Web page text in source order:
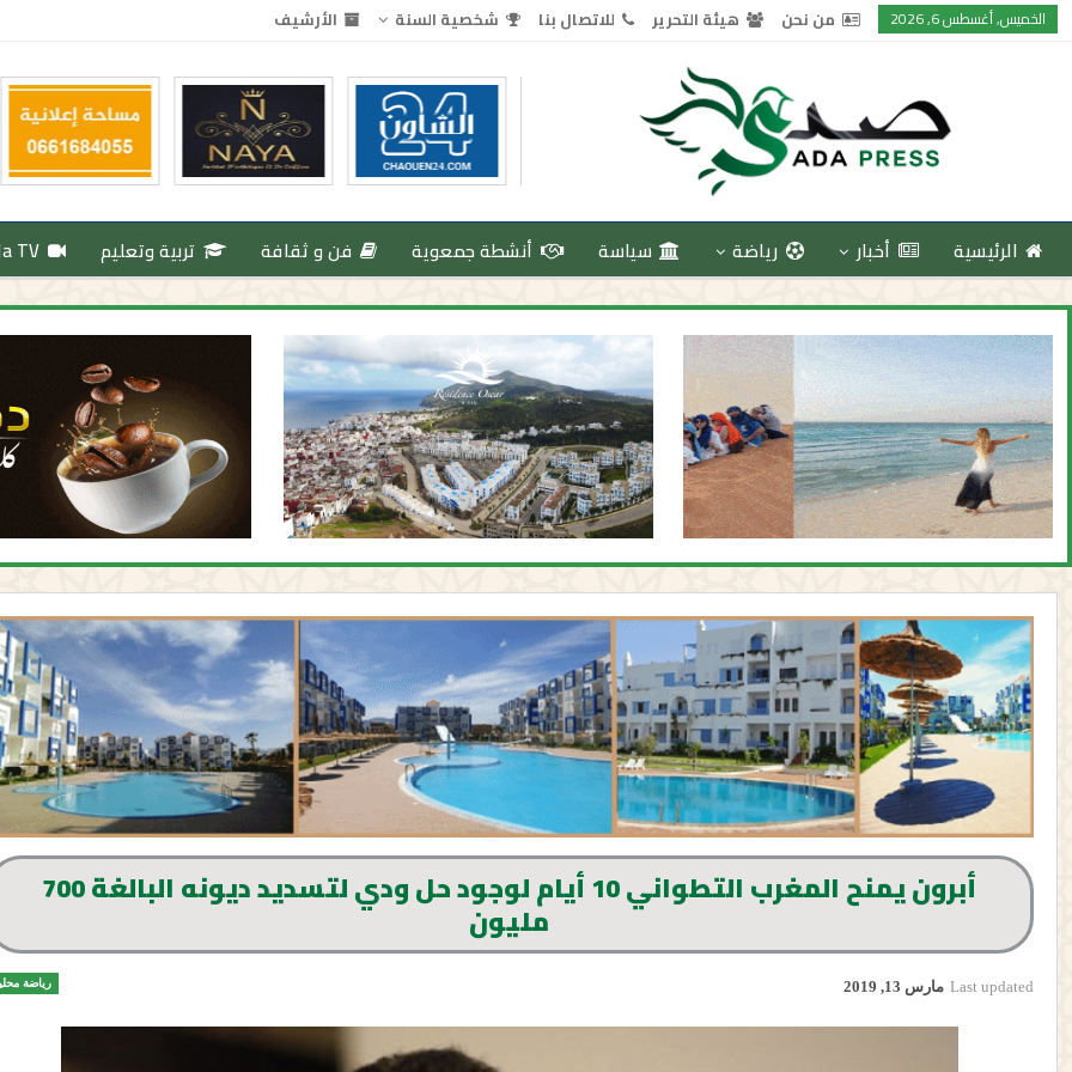
الخميس, أغسطس 6, 2026 من نحن هيئة التحرير للاتصال بنا شخصية السنة الأرشيف
الرئيسية أخبار رياضة سياسة أنشطة جمعوية فن و ثقافة تربية وتعليم TV
أبرون يمنح المغرب التطواني 10 أيام لوجود حل ودي لتسديد ديونه البالغة 700
مليون
رياضة Last updated مارس 13, 2019